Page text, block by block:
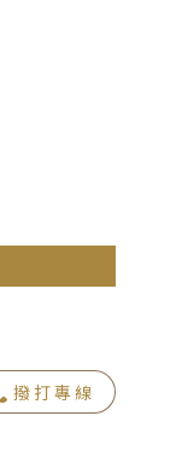
撥打專線